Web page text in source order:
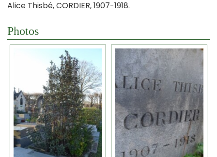
Alice Thisbé, CORDIER, 1907-1918.
Photos